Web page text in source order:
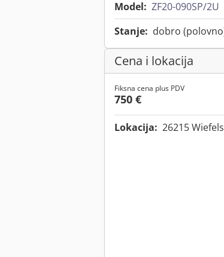
Model: ZF20-090SP/2U
Stanje: dobro
Cena i lokacija
Fiksna cena plus PDV
750 €
Lokacija: 26215